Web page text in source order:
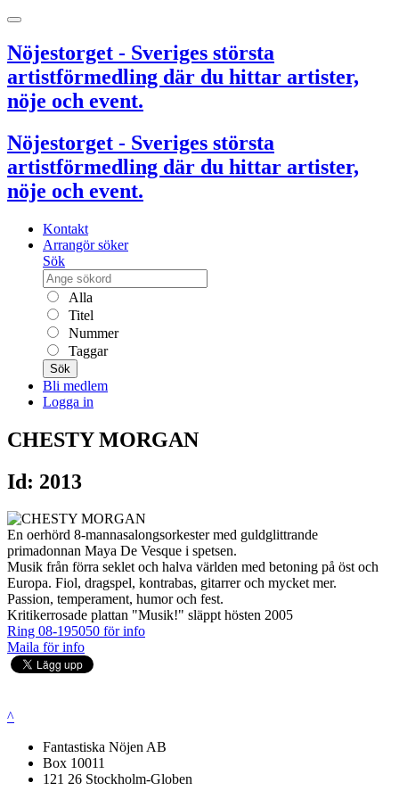
Nöjestorget - Sveriges största
artistförmedling där du hittar artister,
nöje och event.
Nöjestorget - Sveriges största
artistförmedling där du hittar artister,
nöje och event.
Kontakt
Arrangör söker
Sök
Alla
Titel
Nummer
Taggar
Sök
Bli medlem
Logga in
CHESTY MORGAN
Id: 2013
En oerhörd 8-mannasalongsorkester med guldglittrande
primadonnan Maya De Vesque i spetsen.
Musik från förra seklet och halva världen med betoning på öst och
Europa. Fiol, dragspel, kontrabas, gitarrer och mycket mer.
Passion, temperament, humor och fest.
Kritikerrosade plattan "Musik!" släppt hösten 2005
Ring 08-195050 för info
Maila för info
^
Fantastiska Nöjen AB
Box 10011
121 26 Stockholm-Globen